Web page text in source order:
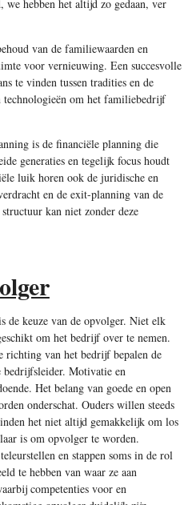
we hebben het altijd zo gedaan, ver
van de familiewaarden en
voor vernieuwing. Een succesvolle
te vinden tussen tradities en de
om het familiebedrijf
is de financiële planning die
generaties en tegelijk focus houdt
luik horen ook de juridische en
en de exit-planning van de
kan niet zonder deze
de keuze van de opvolger. Niet elk
om het bedrijf over te nemen.
richting van het bedrijf bepalen de
bedrijfsleider. Motivatie en
Het belang van goede en open
onderschat. Ouders willen steeds
het niet altijd gemakkelijk om los
is om opvolger te worden.
en stappen soms in de rol
te hebben van waar ze aan
competenties voor en